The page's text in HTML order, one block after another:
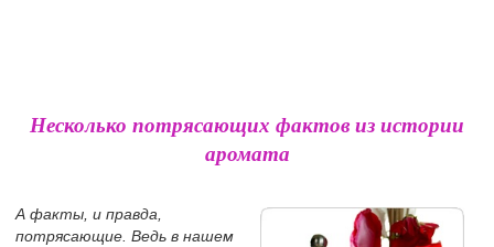
Несколько потрясающих фактов из истории
аромата
А факты, и правда,
потрясающие. Ведь в нашем